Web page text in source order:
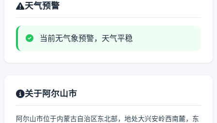
天气预警
当前无气象预警，天气平稳
关于阿尔山市
阿尔山市位于内蒙古自治区东北部，地处大兴安岭西南麓，东